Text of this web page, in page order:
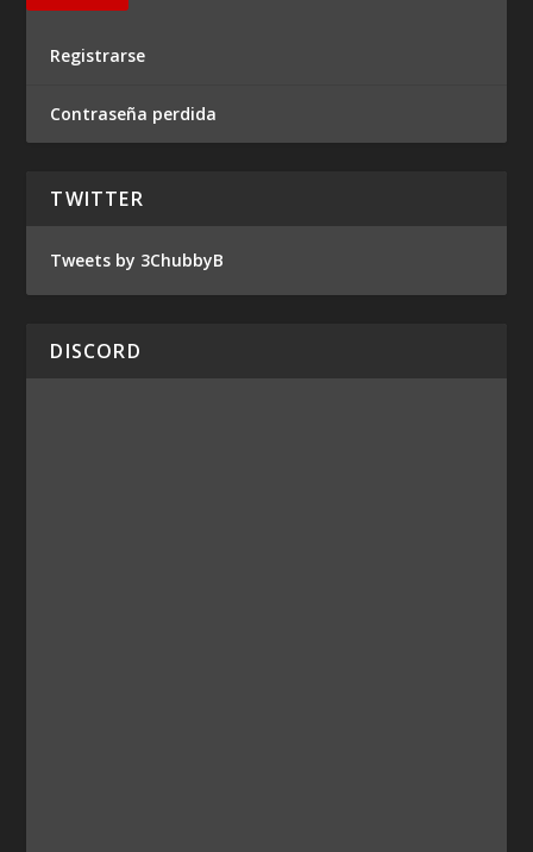
Registrarse
Contraseña perdida
TWITTER
Tweets by 3ChubbyB
DISCORD